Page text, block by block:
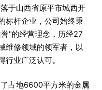
于山西省原平市城西开
标杆企业，公司始终秉
"的经营理念，历经27
维修领域的领军者，以
业广泛认可。
占地6600平方米的金属